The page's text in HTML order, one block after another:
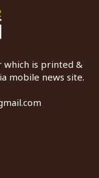
which is printed &
mobile news site.